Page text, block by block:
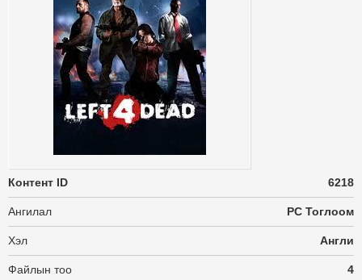
Контент ID 6218
Ангилал PC Тоглоом
Хэл Англи
Файлын тоо 4